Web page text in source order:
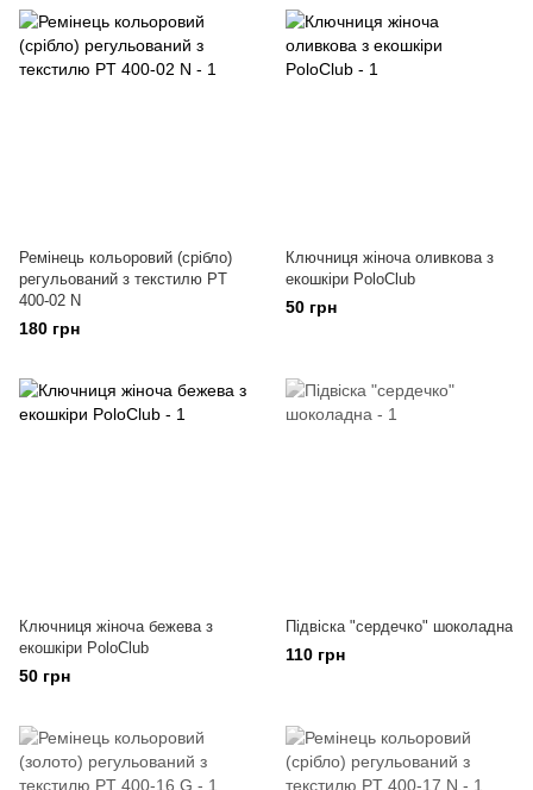
Ремінець кольоровий (срібло)
регульований з текстилю PT
400-02 N
180 грн
Ключниця жіноча оливкова з
екошкіри PoloClub
50 грн
Ключниця жіноча бежева з
екошкіри PoloClub
50 грн
Підвіска "сердечко" шоколадна
110 грн